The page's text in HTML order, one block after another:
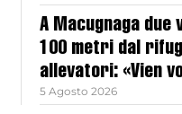
A Macugnaga
100 metri dal
allevatori: «Vien
5 Agosto 2026